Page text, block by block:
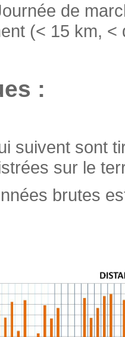
de
(< 15 km,
:
suivent sont
sur le
brutes